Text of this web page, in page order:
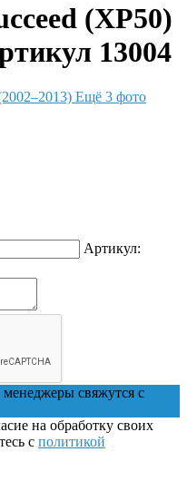
(XP50)
13004
Ещё 3 фото
Артикул:
свяжутся с
на обработку своих
с политикой